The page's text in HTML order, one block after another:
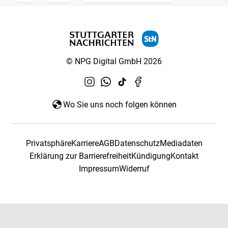
© NPG Digital GmbH 2026
Wo Sie uns noch folgen können
PrivatsphäreKarriereAGBDatenschutzMediadaten
Erklärung zur BarrierefreiheitKündigungKontakt
ImpressumWiderruf